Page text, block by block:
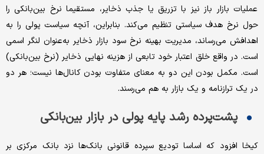
عملیات بازار باز نیز با تزریق یا جذب ذخایر، مستقیما نرخ بین‌بانکی را
حول نرخ هدف سیاستی تنظیم می‌کند. بنابراین، آنچه سیاست پولی را به
اهدافش می‌رساند، مدیریت بهینه نرخ سود بازار ذخایر به‌عنوان لنگر اسمی
است. در واقع خلق اعتبار خود تابعی از هزینه نهایی ذخایر (نرخ بین‌بانکی)
است. مکمل بودن این دو به معنای متفاوت بودن کانال‌ها نیست؛ هر دو
در یک ترازنامه و یک بازار به هم می‌رسند.
پشت‌پرده رشد پایه پولی در بازار بین‌بانکی
کیخا افزود که اساسا تودیع سپرده قانونی بانک‌ها نزد بانک مرکزی بر